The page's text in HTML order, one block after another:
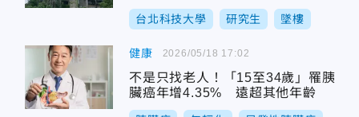
台北科技大學 研究生 墜樓
健康
不是只找老人！「15至34歲」罹胰
臟癌年增4.35% 遠超其他年齡
2026/05/18 17:02